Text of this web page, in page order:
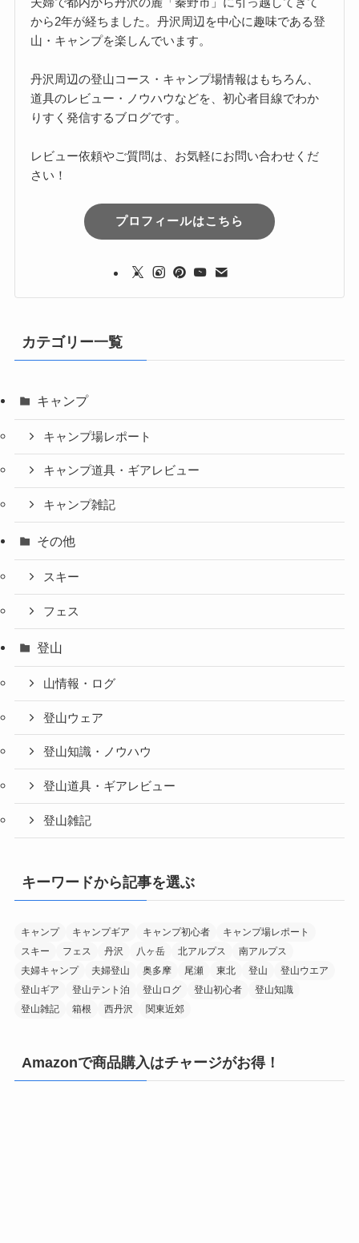
から2年が経ちました。丹沢周辺を中心に趣味である登
山・キャンプを楽しんでいます。
丹沢周辺の登山コース・キャンプ場情報はもちろん、
道具のレビュー・ノウハウなどを、初心者目線でわか
りすく発信するブログです。
レビュー依頼やご質問は、お気軽にお問い合わせくだ
さい！
プロフィールはこちら
カテゴリー一覧
キャンプ
キャンプ場レポート
キャンプ道具・ギアレビュー
キャンプ雑記
その他
スキー
フェス
登山
山情報・ログ
登山ウェア
登山知識・ノウハウ
登山道具・ギアレビュー
登山雑記
キーワードから記事を選ぶ
キャンプ キャンプギア キャンプ初心者
キャンプ場レポート
スキー
フェス 丹沢 八ヶ岳 北アルプス
南アルプス
夫婦キャンプ
夫婦登山 奥多摩 尾瀬 東北 登山
登山ウエア
登山ギア
登山テント泊 登山ログ 登山初心者
登山知識
登山雑記
箱根 西丹沢 関東近郊
Amazonで商品購入はチャージがお得！